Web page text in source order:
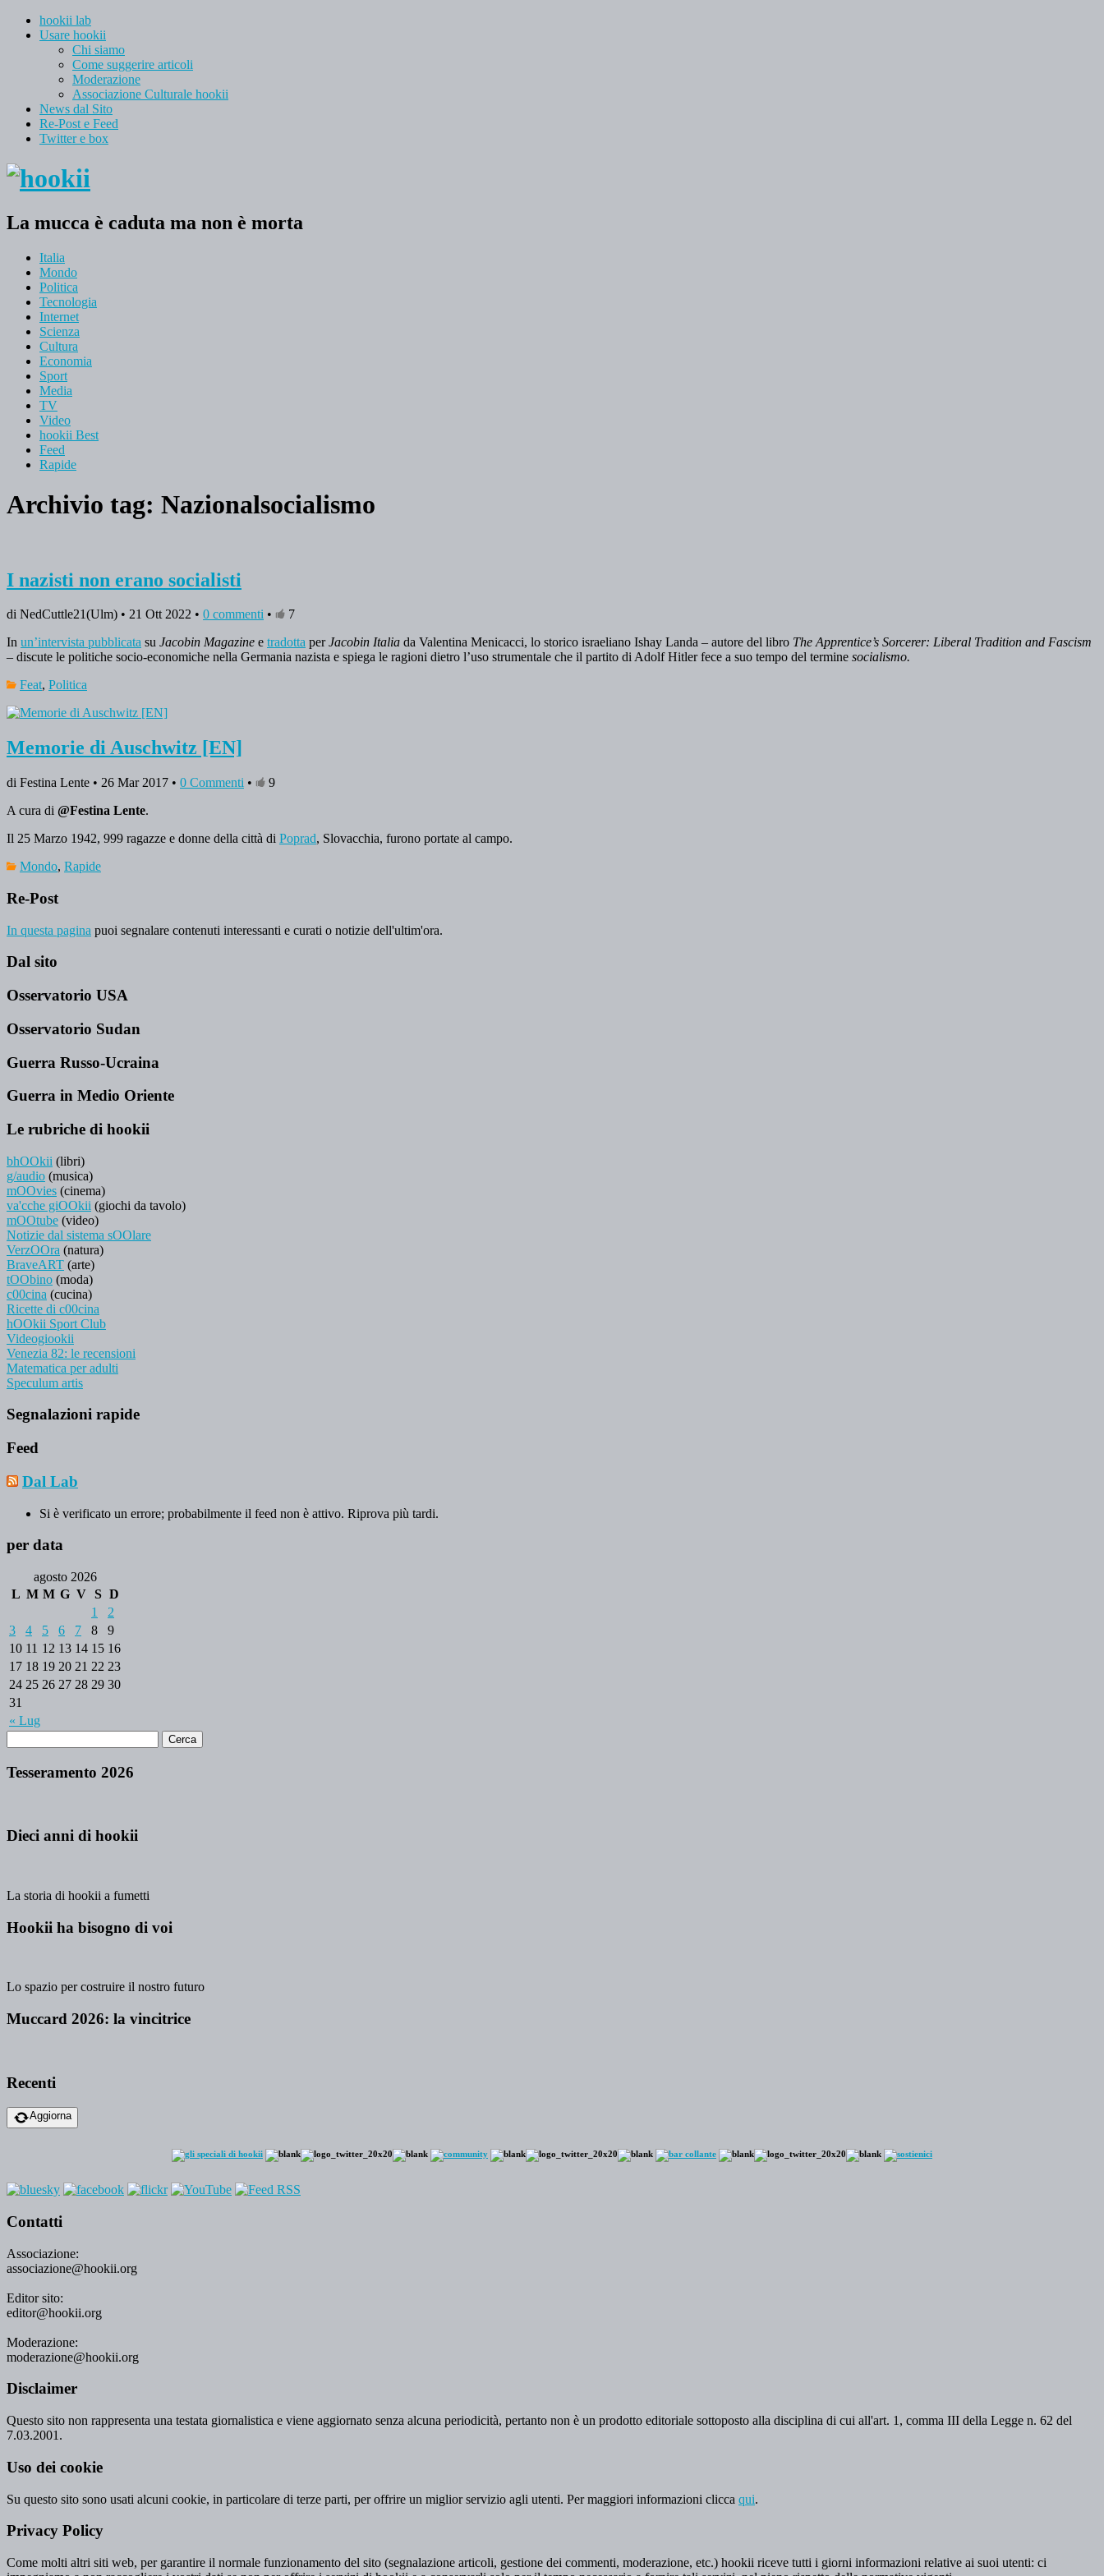
hookii lab
Usare hookii
Chi siamo
Come suggerire articoli
Moderazione
Associazione Culturale hookii
News dal Sito
Re-Post e Feed
Twitter e box
La mucca è caduta ma non è morta
Italia
Mondo
Politica
Tecnologia
Internet
Scienza
Cultura
Economia
Sport
Media
TV
Video
hookii Best
Feed
Rapide
Archivio tag: Nazionalsocialismo
I nazisti non erano socialisti
di NedCuttle21(Ulm) • 21 Ott 2022 • 0 commenti •
7
In un’intervista pubblicata su Jacobin Magazine e tradotta perJacobin Italia da Valentina Menicacci, lo storico israeliano Ishay Landa – autore del libro The Apprentice’s Sorcerer: Liberal Tradition and Fascism
– discute le politiche socio-economiche nella Germania nazista e spiega le ragioni dietro l’uso strumentale che il partito di Adolf Hitler fece a suo tempo del termine socialismo.
Feat, Politica
Memorie di Auschwitz [EN]
di Festina Lente • 26 Mar 2017 • 0 Commenti •
9
A cura di @Festina Lente.
Il 25 Marzo 1942, 999 ragazze e donne della città di Poprad, Slovacchia, furono portate al campo.
Mondo, Rapide
Re-Post
In questa pagina puoi segnalare contenuti interessanti e curati o notizie dell'ultim'ora.
Dal sito
Osservatorio USA
Osservatorio Sudan
Guerra Russo-Ucraina
Guerra in Medio Oriente
Le rubriche di hookii
bhOOkii (libri)
g/audio (musica)
mOOvies (cinema)
va'cche giOOkii (giochi da tavolo)
mOOtube (video)
Notizie dal sistema sOOlare
VerzOOra (natura)
BraveART (arte)
tOObino (moda)
c00cina (cucina)
Ricette di c00cina
hOOkii Sport Club
Videogiookii
Venezia 82: le recensioni
Matematica per adulti
Speculum artis
Segnalazioni rapide
Feed
Dal Lab
Si è verificato un errore; probabilmente il feed non è attivo. Riprova più tardi.
per data
agosto 2026
L M M G V S D
« Lug
1
2
3
4 5 6 7 8
9
10 11 12 13 14 15 16
17 18 19 20 21 22 23
24 25 26 27 28 29 30
31
Tesseramento 2026
Dieci anni di hookii
La storia di hookii a fumetti
Hookii ha bisogno di voi
Lo spazio per costruire il nostro futuro
Muccard 2026: la vincitrice
Recenti
Aggiorna
Contatti
Associazione:
associazione@hookii.org
Editor sito:
editor@hookii.org
Moderazione:
moderazione@hookii.org
Disclaimer
Questo sito non rappresenta una testata giornalistica e viene aggiornato senza alcuna periodicità, pertanto non è un prodotto editoriale sottoposto alla disciplina di cui all'art. 1, comma III della Legge n. 62 del
7.03.2001.
Uso dei cookie
Su questo sito sono usati alcuni cookie, in particolare di terze parti, per offrire un miglior servizio agli utenti. Per maggiori informazioni clicca qui.
Privacy Policy
Come molti altri siti web, per garantire il normale funzionamento del sito (segnalazione articoli, gestione dei commenti, moderazione, etc.) hookii riceve tutti i giorni informazioni relative ai suoi utenti: ci